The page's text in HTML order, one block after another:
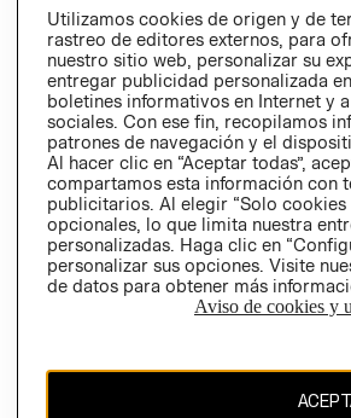
Uruguay ($U)
Utilizamos cookies de origen y de
rastreo de editores externos, para
nuestro sitio web, personalizar su
entregar publicidad personalizada
boletines informativos en Internet y
sociales. Con ese fin, recopilamos
patrones de navegación y el
Al hacer clic en “Aceptar todas”,
compartamos esta información con
publicitarios. Al elegir “Solo cookies
opcionales, lo que limita nuestra
personalizadas. Haga clic en
personalizar sus opciones. Visite
de datos para obtener más
Aviso de cookies y